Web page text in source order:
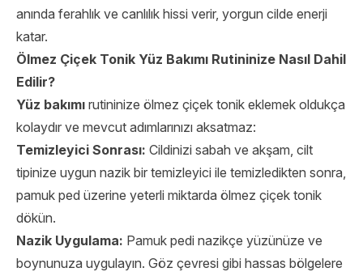
anında ferahlık ve canlılık hissi verir, yorgun cilde enerji
katar.
Ölmez Çiçek Tonik Yüz Bakımı Rutininize Nasıl Dahil
Edilir?
Yüz bakımı rutininize ölmez çiçek tonik eklemek oldukça
kolaydır ve mevcut adımlarınızı aksatmaz:
Temizleyici Sonrası: Cildinizi sabah ve akşam, cilt
tipinize uygun nazik bir temizleyici ile temizledikten sonra,
pamuk ped üzerine yeterli miktarda ölmez çiçek tonik
dökün.
Nazik Uygulama: Pamuk pedi nazikçe yüzünüze ve
boynunuza uygulayın. Göz çevresi gibi hassas bölgelere